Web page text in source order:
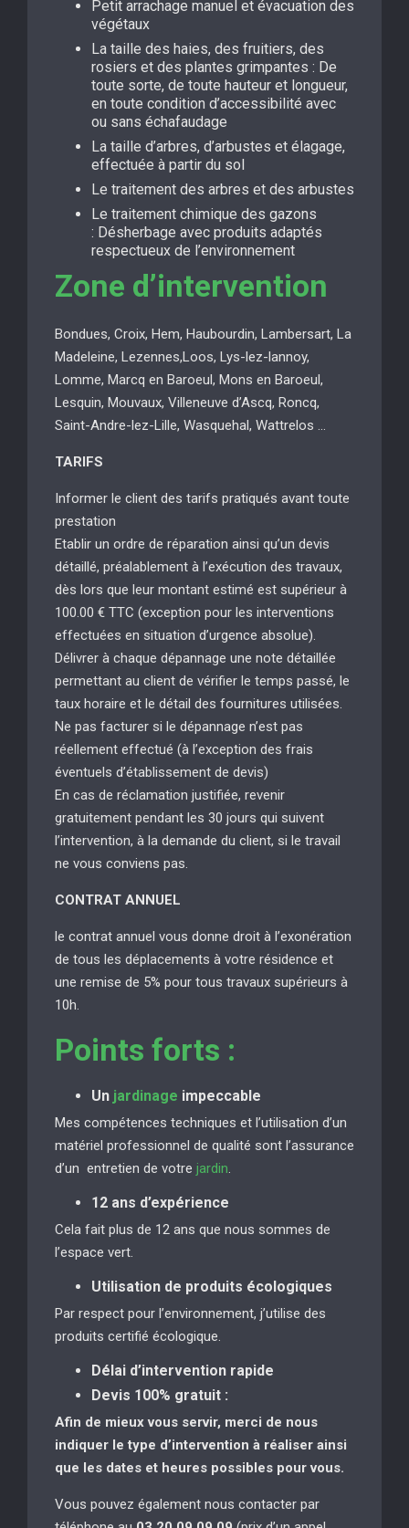
Petit arrachage manuel et évacuation des
végétaux
La taille des haies, des fruitiers, des
rosiers et des plantes grimpantes : De
toute sorte, de toute hauteur et longueur,
en toute condition d’accessibilité avec
ou sans échafaudage
La taille d’arbres, d’arbustes et élagage,
effectuée à partir du sol
Le traitement des arbres et des arbustes
Le traitement chimique des gazons
: Désherbage avec produits adaptés
respectueux de l’environnement
Zone d’intervention
Bondues, Croix, Hem, Haubourdin, Lambersart, La
Madeleine, Lezennes,Loos, Lys-lez-lannoy,
Lomme, Marcq en Baroeul, Mons en Baroeul,
Lesquin, Mouvaux, Villeneuve d’Ascq, Roncq,
Saint-Andre-lez-Lille, Wasquehal, Wattrelos …
TARIFS
Informer le client des tarifs pratiqués avant toute
prestation
Etablir un ordre de réparation ainsi qu’un devis
détaillé, préalablement à l’exécution des travaux,
dès lors que leur montant estimé est supérieur à
100.00 € TTC (exception pour les interventions
effectuées en situation d’urgence absolue).
Délivrer à chaque dépannage une note détaillée
permettant au client de vérifier le temps passé, le
taux horaire et le détail des fournitures utilisées.
Ne pas facturer si le dépannage n’est pas
réellement effectué (à l’exception des frais
éventuels d’établissement de devis)
En cas de réclamation justifiée, revenir
gratuitement pendant les 30 jours qui suivent
l’intervention, à la demande du client, si le travail
ne vous conviens pas.
CONTRAT ANNUEL
le contrat annuel vous donne droit à l’exonération
de tous les déplacements à votre résidence et
une remise de 5% pour tous travaux supérieurs à
10h.
Points forts :
Un jardinage impeccable
Mes compétences techniques et l’utilisation d’un
matériel professionnel de qualité sont l’assurance
d’un entretien de votre jardin
12 ans d’expérience
Cela fait plus de 12 ans que nous sommes de
l’espace vert.
Utilisation de produits écologiques
Par respect pour l’environnement, j’utilise des
produits certifié écologique.
Délai d’intervention rapide
Devis 100% gratuit :
Afin de mieux vous servir, merci de nous
indiquer le type d’intervention à réaliser ainsi
que les dates et heures possibles pour vous.
Vous pouvez également nous contacter par